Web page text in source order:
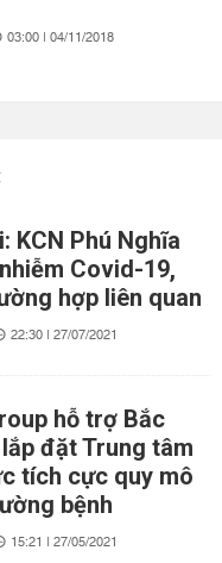
03:00 | 04/11/2018
KCN Phú Nghĩa
Covid-19,
hợp liên quan
22:30 | 27/07/2021
hỗ trợ Bắc
đặt Trung tâm
tích cực quy mô
bệnh
15:21 | 27/05/2021